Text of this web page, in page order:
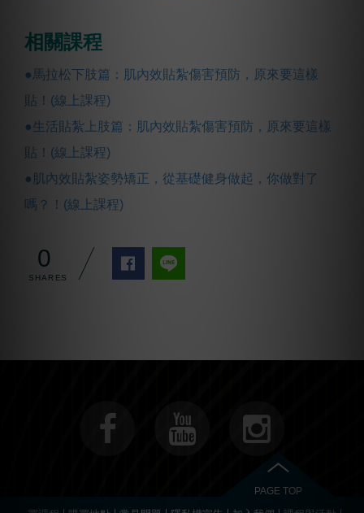
相關課程
●馬拉松下肢篇：肌內效貼紮傷害預防，原來要這樣
貼！(線上課程)
●生活貼紮上肢篇：肌內效貼紮傷害預防，原來要這樣
貼！(線上課程)
●肌內效貼紮姿勢矯正，從基礎健身做起，你做對了
嗎？！(線上課程)
0
PAGE TOP